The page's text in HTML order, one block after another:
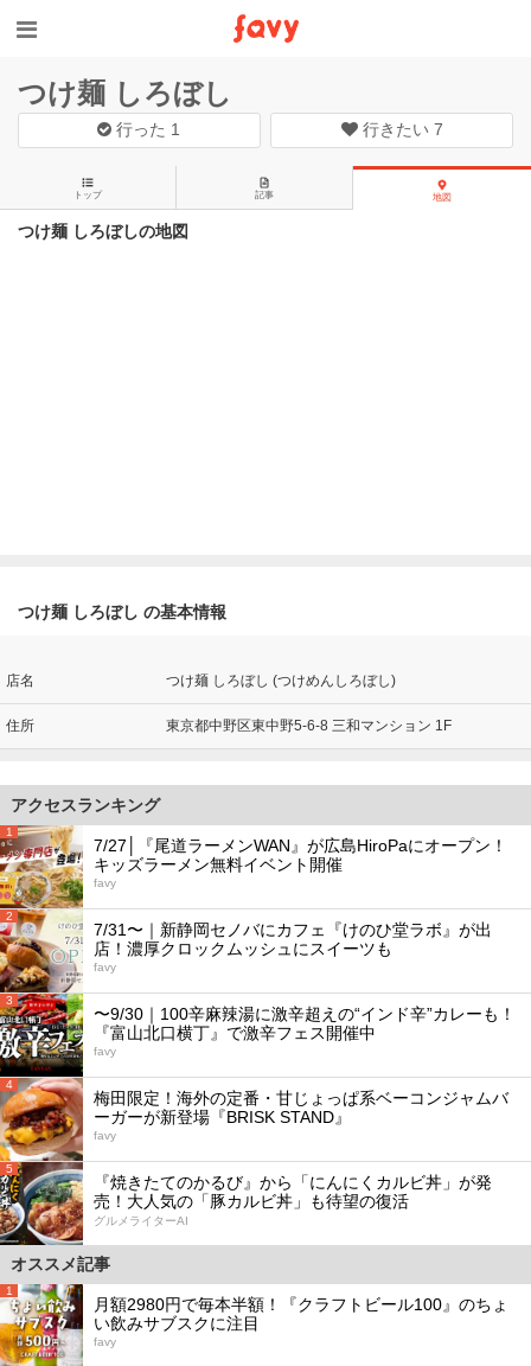
つけ麺 しろぼし
行った 1 行きたい 7
トップ 記事 地図
つけ麺 しろぼしの地図
つけ麺 しろぼし の基本情報
店名 つけ麺 しろぼし (つけめんしろぼし)
住所 東京都中野区東中野5-6-8 三和マンション 1F
アクセスランキング
1
7/27│『尾道ラーメンWAN』が広島HiroPaにオープン！
キッズラーメン無料イベント開催
favy
2
7/31〜｜新静岡セノバにカフェ『けのひ堂ラボ』が出
店！濃厚クロックムッシュにスイーツも
favy
3
〜9/30｜100辛麻辣湯に激辛超えの“インド辛”カレーも！
『富山北口横丁』で激辛フェス開催中
favy
4
梅田限定！海外の定番・甘じょっぱ系ベーコンジャムバ
ーガーが新登場『BRISK STAND』
favy
5
『焼きたてのかるび』から「にんにくカルビ丼」が発
売！大人気の「豚カルビ丼」も待望の復活
グルメライターAI
オススメ記事
1
月額2980円で毎本半額！『クラフトビール100』のちょ
い飲みサブスクに注目
favy